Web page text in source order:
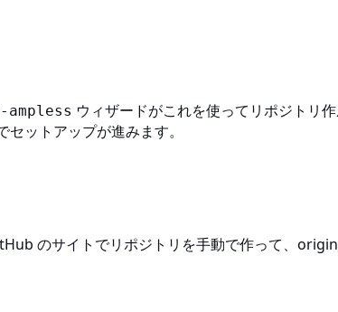
ウィザードがこれを使ってリポジトリ
ットアップが進みます。
のサイトでリポジトリを手動で作って、